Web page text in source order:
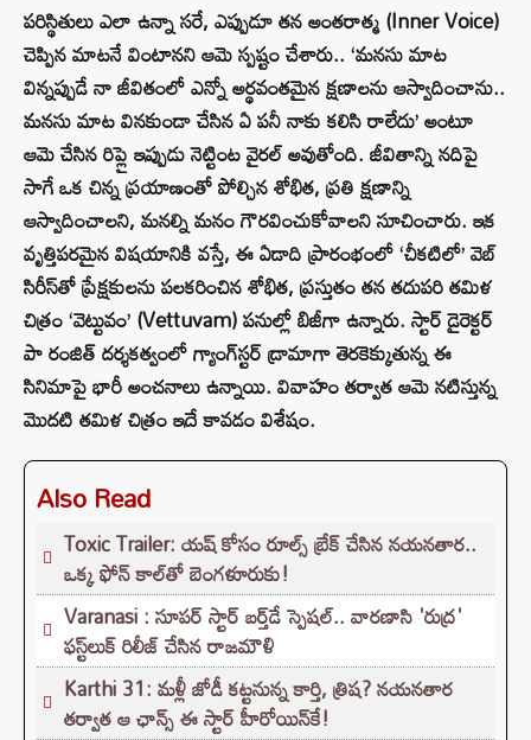
పరిస్థితులు ఎలా ఉన్నా సరే, ఎప్పుడూ తన అంతరాత్మ (Inner Voice)
చెప్పిన మాటనే వింటానని ఆమె స్పష్టం చేశారు.. ‘మనసు మాట
విన్నప్పుడే నా జీవితంలో ఎన్నో అర్థవంతమైన క్షణాలను ఆస్వాదించాను..
మనసు మాట వినకుండా చేసిన ఏ పనీ నాకు కలిసి రాలేదు’ అంటూ
ఆమె చేసిన రిప్లై ఇప్పుడు నెట్టింట వైరల్ అవుతోంది. జీవితాన్ని నదిపై
సాగే ఒక చిన్న ప్రయాణంతో పోల్చిన శోభిత, ప్రతి క్షణాన్ని
ఆస్వాదించాలని, మనల్ని మనం గౌరవించుకోవాలని సూచించారు. ఇక
వృత్తిపరమైన విషయానికి వస్తే, ఈ ఏడాది ప్రారంభంలో ‘చీకటిలో’ వెబ్
సిరీస్‌తో ప్రేక్షకులను పలకరించిన శోభిత, ప్రస్తుతం తన తదుపరి తమిళ
చిత్రం ‘వెట్టువం’ (Vettuvam) పనుల్లో బిజీగా ఉన్నారు. స్టార్ డైరెక్టర్
పా రంజిత్ దర్శకత్వంలో గ్యాంగ్‌స్టర్ డ్రామాగా తెరకెక్కుతున్న ఈ
సినిమాపై భారీ అంచనాలు ఉన్నాయి. వివాహం తర్వాత ఆమె నటిస్తున్న
మొదటి తమిళ చిత్రం ఇదే కావడం విశేషం.
Also Read
Toxic Trailer: యష్ కోసం రూల్స్ బ్రేక్ చేసిన నయనతార..
ఒక్క ఫోన్ కాల్‌తో బెంగళూరుకు!
Varanasi : సూపర్ స్టార్ బర్త్‌డే స్పెషల్.. వారణాసి 'రుద్ర'
ఫస్ట్‌లుక్‌ రిలీజ్ చేసిన రాజమౌళి
Karthi 31: మళ్లీ జోడీ కట్టనున్న కార్తి, త్రిష? నయనతార
తర్వాత ఆ ఛాన్స్ ఈ స్టార్ హీరోయిన్‌కే!